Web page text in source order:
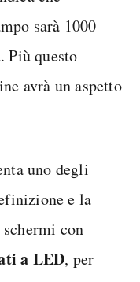
sarà 1000
Più questo
avrà un aspetto
uno degli
e la
con
a LED, per